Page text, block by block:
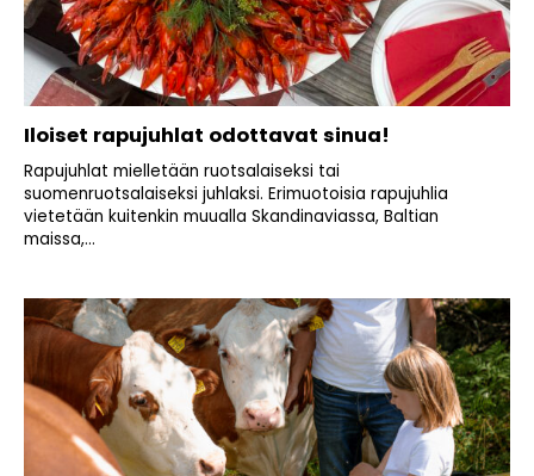
Iloiset rapujuhlat odottavat sinua!
Rapujuhlat mielletään ruotsalaiseksi tai
suomenruotsalaiseksi juhlaksi. Erimuotoisia rapujuhlia
vietetään kuitenkin muualla Skandinaviassa, Baltian
maissa,...